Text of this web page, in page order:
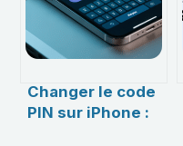
astuces fiables
Changer le code
PIN sur iPhone :